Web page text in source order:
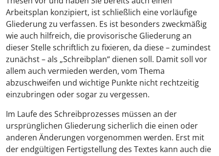
Arbeitsplan konzipiert, ist schließlich eine vorläufige
Gliederung zu verfassen. Es ist besonders zweckmäßig
wie auch hilfreich, die provisorische Gliederung an
dieser Stelle schriftlich zu fixieren, da diese – zumindest
zunächst – als „Schreibplan“ dienen soll. Damit soll vor
allem auch vermieden werden, vom Thema
abzuschweifen und wichtige Punkte nicht rechtzeitig
einzubringen oder sogar zu vergessen.
Im Laufe des Schreibprozesses müssen an der
ursprünglichen Gliederung sicherlich die einen oder
anderen Änderungen vorgenommen werden. Erst mit
der endgültigen Fertigstellung des Textes kann auch die